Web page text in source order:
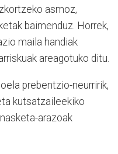
asmoz,
baimenduz. Horrek,
maila handiak
areagotuko ditu.
prebentzio-neurririk,
kutsatzaileekiko
arazoak